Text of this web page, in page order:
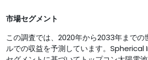
市場セグメント
この調査では、2020年から2033年までの
ルでの収益を予測しています。